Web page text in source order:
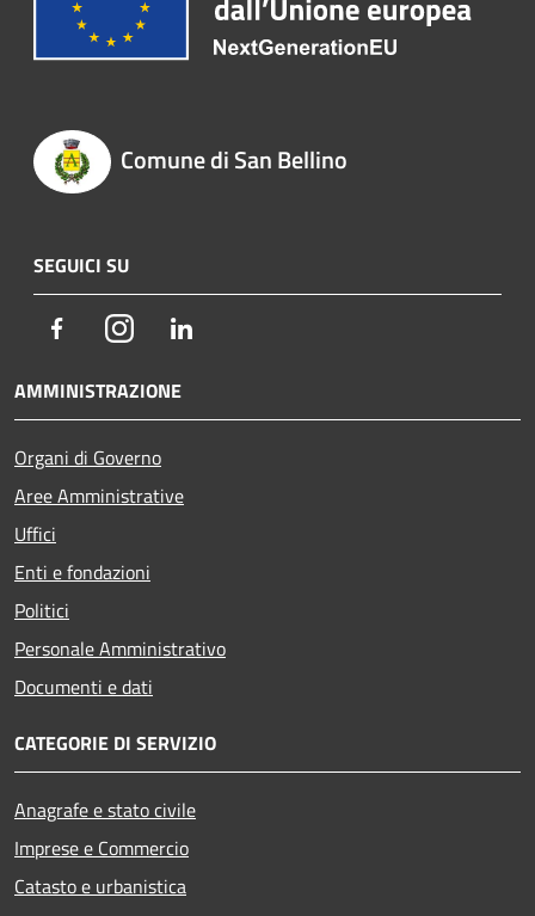
Comune di San Bellino
SEGUICI SU
FacebookInstagram
AMMINISTRAZIONE
Organi di Governo
Aree Amministrative
Uffici
Enti e fondazioni
Politici
Personale Amministrativo
Documenti e dati
CATEGORIE DI SERVIZIO
Anagrafe e stato civile
Imprese e Commercio
Catasto e urbanistica